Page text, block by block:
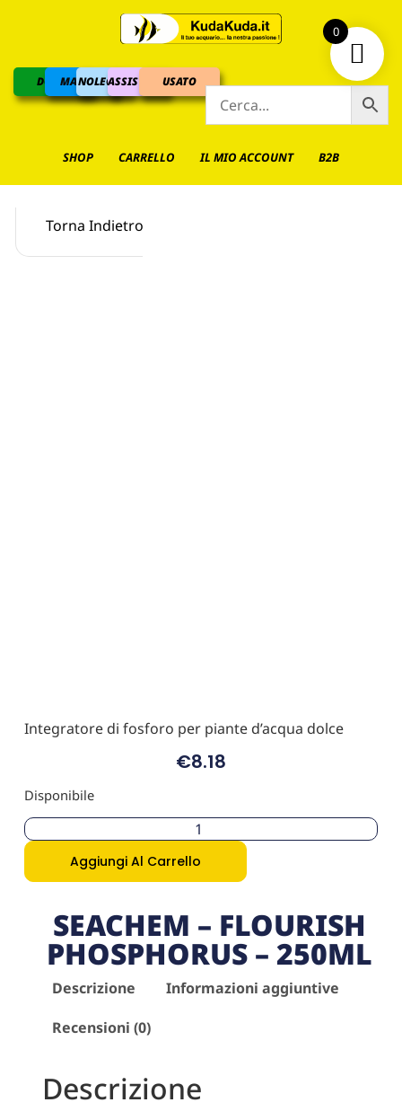
DOLCEMARINO
NOLEGGIOASSISTENZAUSATO
SHOP CARRELLO IL MIO ACCOUNT B2B
Torna Indietro
Integratore di fosforo per piante d’acqua dolce
€8.18
Disponibile
Aggiungi Al Carrello
SEACHEM – FLOURISH
PHOSPHORUS – 250ML
Descrizione
Informazioni aggiuntive
Recensioni (0)
Descrizione
0